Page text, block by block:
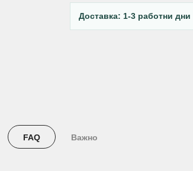
Доставка: 1-3 работни дни
FAQ Важно